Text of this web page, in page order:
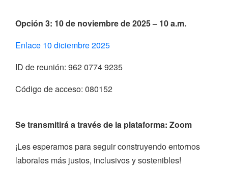
Opción 3: 10 de noviembre de 2025 – 10 a.m.
Enlace 10 diciembre 2025
ID de reunión: 962 0774 9235
Código de acceso: 080152
Se transmitirá a través de la plataforma: Zoom
¡Les esperamos para seguir construyendo entornos
laborales más justos, inclusivos y sostenibles!